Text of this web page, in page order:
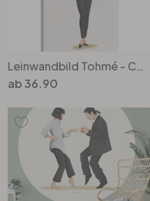
Eingangsbereich
Leinwandbild Tohmé - Coco
ab36.90